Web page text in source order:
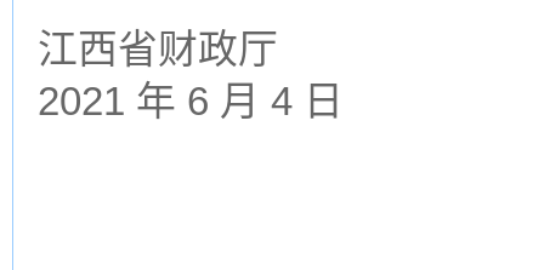
江西省财政厅
2021 年 6 月 4 日